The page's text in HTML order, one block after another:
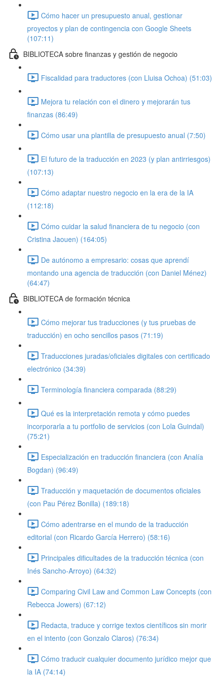
Cómo hacer un presupuesto anual, gestionar
proyectos y plan de contingencia con Google Sheets
(107:11)
BIBLIOTECA sobre finanzas y gestión de negocio
Fiscalidad para traductores (con Lluisa Ochoa) (51:03)
Mejora tu relación con el dinero y mejorarán tus
finanzas (86:49)
Cómo usar una plantilla de presupuesto anual (7:50)
El futuro de la traducción en 2023 (y plan antirriesgos)
(107:13)
Cómo adaptar nuestro negocio en la era de la IA
(112:18)
Cómo cuidar la salud financiera de tu negocio (con
Cristina Jaouen) (164:05)
De autónomo a empresario: cosas que aprendí
montando una agencia de traducción (con Daniel Ménez)
(64:47)
BIBLIOTECA de formación técnica
Cómo mejorar tus traducciones (y tus pruebas de
traducción) en ocho sencillos pasos (71:19)
Traducciones juradas/oficiales digitales con certificado
electrónico (34:39)
Terminología financiera comparada (88:29)
Qué es la interpretación remota y cómo puedes
incorporarla a tu portfolio de servicios (con Lola Guindal)
(75:21)
Especialización en traducción financiera (con Analía
Bogdan) (96:49)
Traducción y maquetación de documentos oficiales
(con Pau Pérez Bonilla) (189:18)
Cómo adentrarse en el mundo de la traducción
editorial (con Ricardo García Herrero) (58:16)
Principales dificultades de la traducción técnica (con
Inés Sancho-Arroyo) (64:32)
Comparing Civil Law and Common Law Concepts (con
Rebecca Jowers) (67:12)
Redacta, traduce y corrige textos científicos sin morir
en el intento (con Gonzalo Claros) (76:34)
Cómo traducir cualquier documento jurídico mejor que
la IA (74:14)